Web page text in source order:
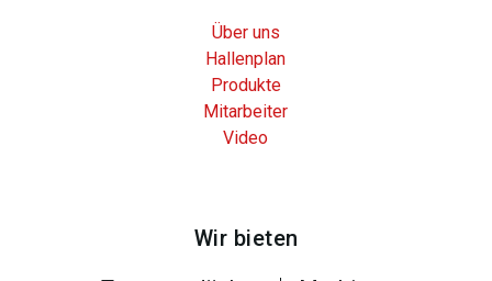
Über uns
Hallenplan
Produkte
Mitarbeiter
Video
Wir bieten